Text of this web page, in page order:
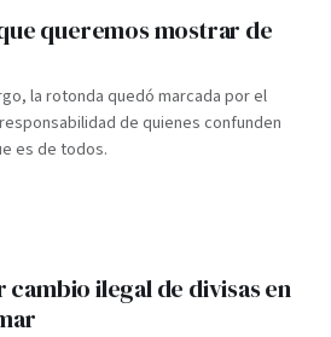
queremos mostrar de
la rotonda quedó marcada por el
de quienes confunden
es de todos.
ilegal de divisas en